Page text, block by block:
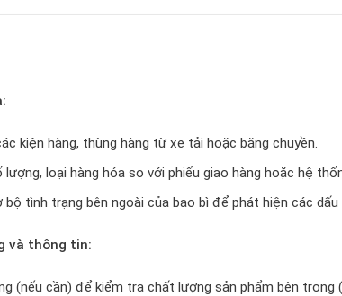
kiện hàng, thùng hàng từ xe tải hoặc băng chuyền.
lượng, loại hàng hóa so với phiếu giao hàng hoặc hệ
bộ tình trạng bên ngoài của bao bì để phát hiện các
và thông tin:
(nếu cần) để kiểm tra chất lượng sản phẩm bên